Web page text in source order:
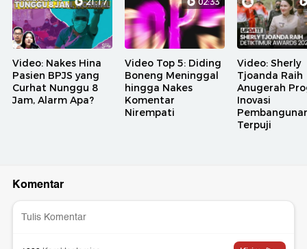
Video: Nakes Hina
Pasien BPJS yang
Curhat Nunggu 8
Jam, Alarm Apa?
Video Top 5: Diding
Boneng Meninggal
hingga Nakes
Komentar
Nirempati
Video: Sherly
Tjoanda Raih
Anugerah
Inovasi
Terpuji